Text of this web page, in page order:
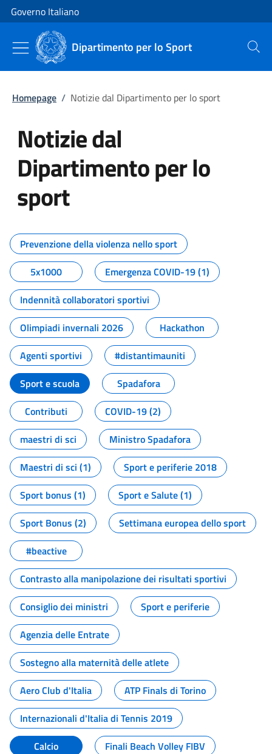
Vai al contenuto
Vai alla navigazione del sito
Governo Italiano
Dipartimento per lo Sport Cerca
Homepage / Notizie dal Dipartimento per lo sport
Notizie dal
Dipartimento per lo
sport
Tutti i contenuti della pagina
Prevenzione della violenza nello sport
5x1000
Emergenza COVID-19 (1)
Indennità collaboratori sportivi
Olimpiadi invernali 2026
Hackathon
Agenti sportivi
#distantimauniti
Sport e scuola
Spadafora
Contributi
COVID-19 (2)
maestri di sci
Ministro Spadafora
Maestri di sci (1)
Sport e periferie 2018
Sport bonus (1)
Sport e Salute (1)
Sport Bonus (2)
Settimana europea dello sport
#beactive
Contrasto alla manipolazione dei risultati sportivi
Consiglio dei ministri
Sport e periferie
Agenzia delle Entrate
Sostegno alla maternità delle atlete
Aero Club d'Italia
ATP Finals di Torino
Internazionali d'Italia di Tennis 2019
Calcio
Finali Beach Volley FIBV